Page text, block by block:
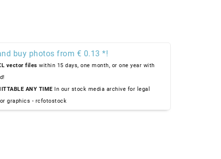
buy photos from € 0.13 *!
vector files within 15 days, one month, or one year with
ANY TIME In our stock media archive for legal
graphics - rcfotostock